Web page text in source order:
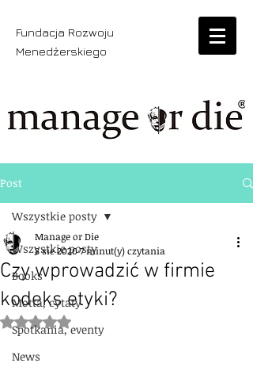
Fundacja Rozwoju
Menedżerskiego
Post
Wszystkie posty
Books
Motta, cytaty
Spotkania, eventy
News
Wszystkie posty
Czy wprowadzić w firmie
kodeks etyki?
Manage or Die
8 sie 20207 minut(y) czytania
Oceniono na NaN z 5 gwiazdek.